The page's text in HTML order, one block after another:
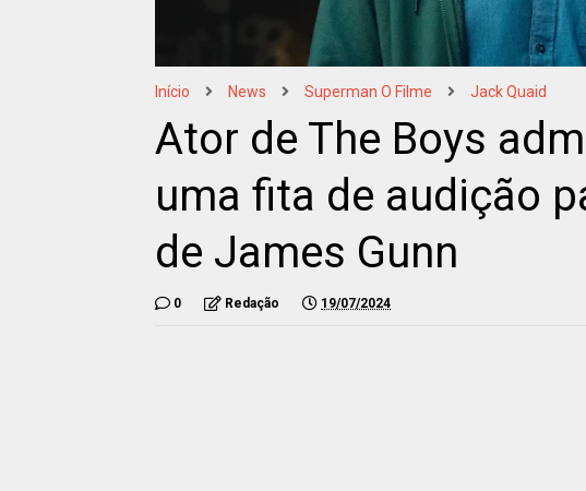
Início News Superman O Filme Jack Quaid
Ator de The Boys
uma fita de audição
de James Gunn
0 Redação 19/07/2024